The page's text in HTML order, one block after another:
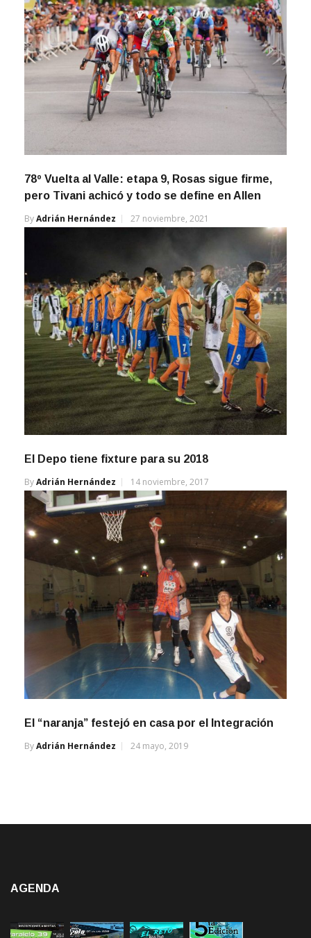
78º Vuelta al Valle: etapa 9, Rosas sigue firme,
pero Tivani achicó y todo se define en Allen
ByAdrián Hernández 27 noviembre, 2021
El Depo tiene fixture para su 2018
ByAdrián Hernández 14 noviembre, 2017
El “naranja” festejó en casa por el Integración
ByAdrián Hernández 24 mayo, 2019
AGENDA